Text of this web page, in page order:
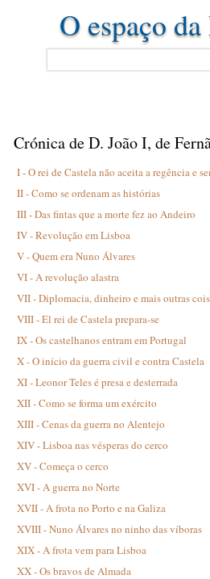
O espaço
Crónica de D. João I, de
I - O rei de Castela não aceita a regência e
II - Como se ordenam as histórias
III - Das fintas que a morte fez ao Andeiro
IV - Revolução em Lisboa
V - Quem era Nuno Álvares
VI - A revolução alastra
VII - Diplomacia, dinheiro e mais outras
VIII - El rei de Castela prepara-se
IX - Os castelhanos entram em Portugal
X - O início da guerra civil e contra Castela
XI - Leonor Teles é presa e desterrada
XII - Como se forma um exército
XIII - Cenas da guerra no Alentejo
XIV - Lisboa nas vésperas do cerco
XV - Começa o cerco
XVI - A guerra no Norte
XVII - A frota no Porto e na Galiza
XVIII - Nuno Álvares no ninho das víboras
XIX - A frota vem para Lisboa
XX - Os bravos de Almada